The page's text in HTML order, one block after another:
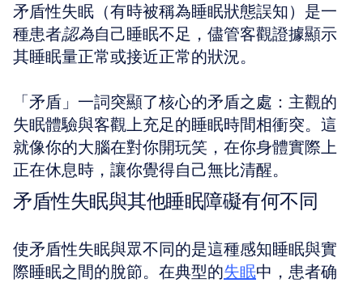
矛盾性失眠（有時被稱為睡眠狀態誤知）是一
種患者認為自己睡眠不足，儘管客觀證據顯示
其睡眠量正常或接近正常的狀況。
「矛盾」一詞突顯了核心的矛盾之處：主觀的
失眠體驗與客觀上充足的睡眠時間相衝突。這
就像你的大腦在對你開玩笑，在你身體實際上
正在休息時，讓你覺得自己無比清醒。
矛盾性失眠與其他睡眠障礙有何不同
使矛盾性失眠與眾不同的是這種感知睡眠與實
際睡眠之間的脫節。在典型的失眠中，患者确